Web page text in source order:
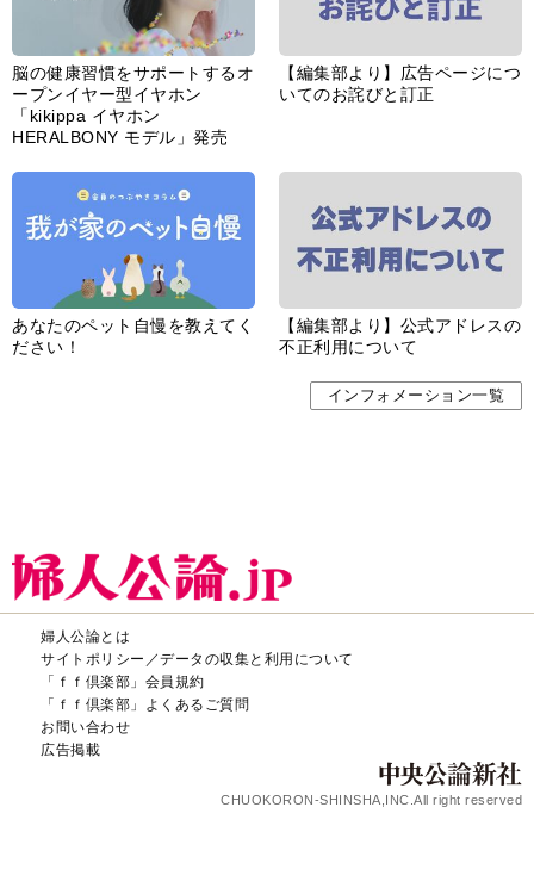
脳の健康習慣をサポートするオ
ープンイヤー型イヤホン
「kikippa イヤホン
HERALBONY モデル」発売
【編集部より】広告ページにつ
いてのお詫びと訂正
あなたのペット自慢を教えてく
ださい！
【編集部より】公式アドレスの
不正利用について
インフォメーション一覧
婦人公論とは
サイトポリシー／データの収集と利用について
「ｆｆ倶楽部」会員規約
「ｆｆ倶楽部」よくあるご質問
お問い合わせ
広告掲載
CHUOKORON-SHINSHA,INC.All right reserved